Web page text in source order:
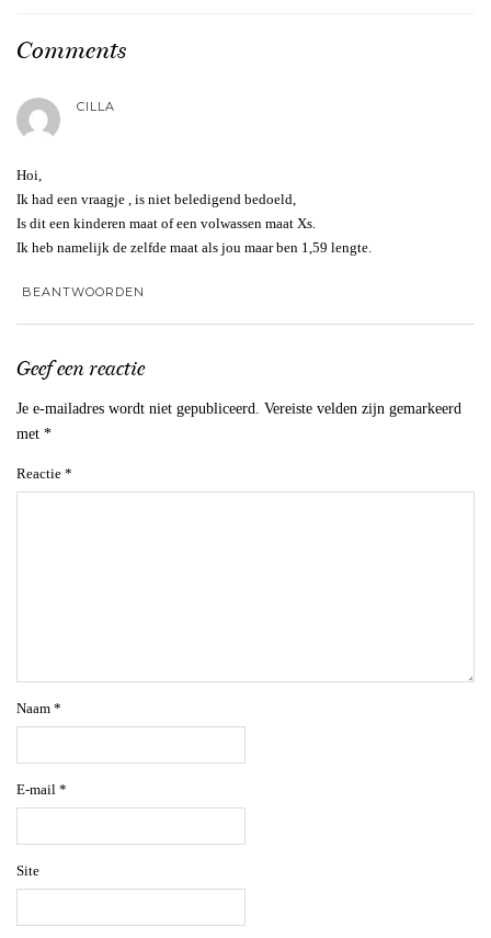
Comments
CILLA
Hoi,
Ik had een vraagje , is niet beledigend bedoeld,
Is dit een kinderen maat of een volwassen maat Xs.
Ik heb namelijk de zelfde maat als jou maar ben 1,59 lengte.
BEANTWOORDEN
Geef een reactie
Je e-mailadres wordt niet gepubliceerd. Vereiste velden zijn gemarkeerd
met *
Reactie *
Naam *
E-mail *
Site